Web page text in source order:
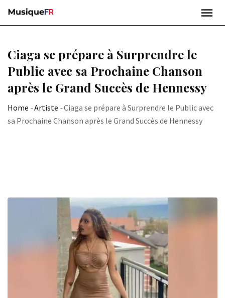
Skip
Ciaga se prépare à Surprendre le
Public avec sa Prochaine Chanson
après le Grand Succès de Hennessy
Home -Artiste -Ciaga se prépare à Surprendre le Public avec
sa Prochaine Chanson après le Grand Succès de Hennessy